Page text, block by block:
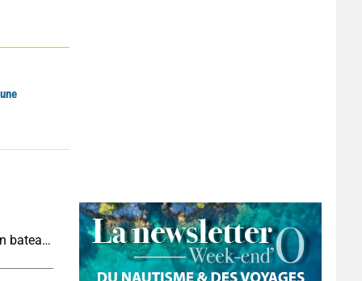
Wakeboard : les bases pour se lancer derrière un bateau cet été